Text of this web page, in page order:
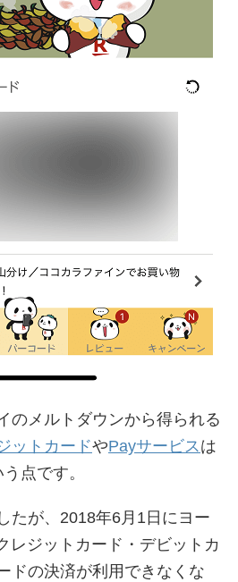
のメルトダウンから得られる
ットカードやPayサービスは
点です。
たが、2018年6月1日にヨー
レジットカード・デビットカ
ドの決済が利用できなくな